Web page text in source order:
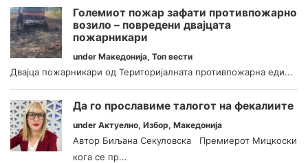
Големиот пожар зафати противпожарно
возило – повредени двајцата
пожарникари
under Македонија, Топ вести
Двајца пожарникари од Територијалната противпожарна еди...
Да го прославиме талогот на фекалиите
under Актуелно, Избор, Македонија
Автор Биљана Секуловска Премиерот Мицкоски
кога се пр...